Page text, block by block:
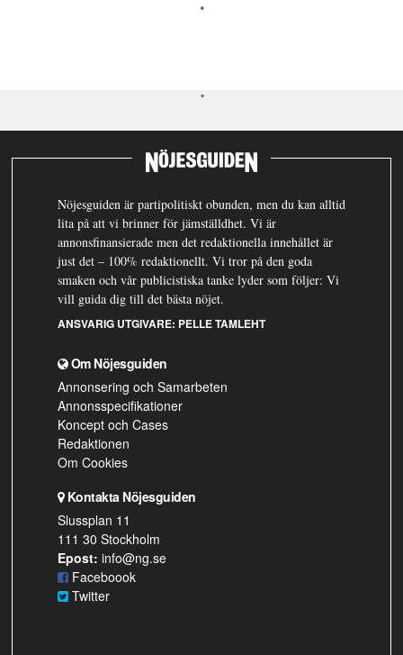
Nöjesguiden är partipolitiskt obunden, men du kan alltid
lita på att vi brinner för jämställdhet. Vi är
annonsfinansierade men det redaktionella innehållet är
just det – 100% redaktionellt. Vi tror på den goda
smaken och vår publicistiska tanke lyder som följer: Vi
vill guida dig till det bästa nöjet.
ANSVARIG UTGIVARE: PELLE TAMLEHT
Om Nöjesguiden
Annonsering och Samarbeten
Annonsspecifikationer
Koncept och Cases
Redaktionen
Om Cookies
Kontakta Nöjesguiden
Slussplan 11
111 30 Stockholm
Epost: info@ng.se
Faceboook
Twitter